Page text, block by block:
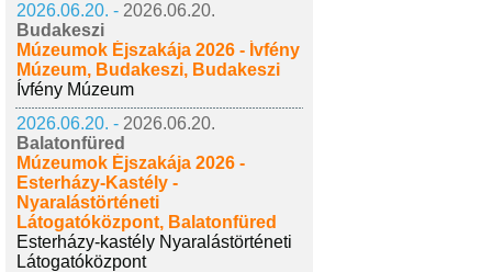
2026.06.20. - 2026.06.20.
Budakeszi
Múzeumok Éjszakája 2026 - Ívfény
Múzeum, Budakeszi, Budakeszi
Ívfény Múzeum
2026.06.20. - 2026.06.20.
Balatonfüred
Múzeumok Éjszakája 2026 -
Esterházy-Kastély -
Nyaralástörténeti
Látogatóközpont, Balatonfüred
Esterházy-kastély Nyaralástörténeti
Látogatóközpont